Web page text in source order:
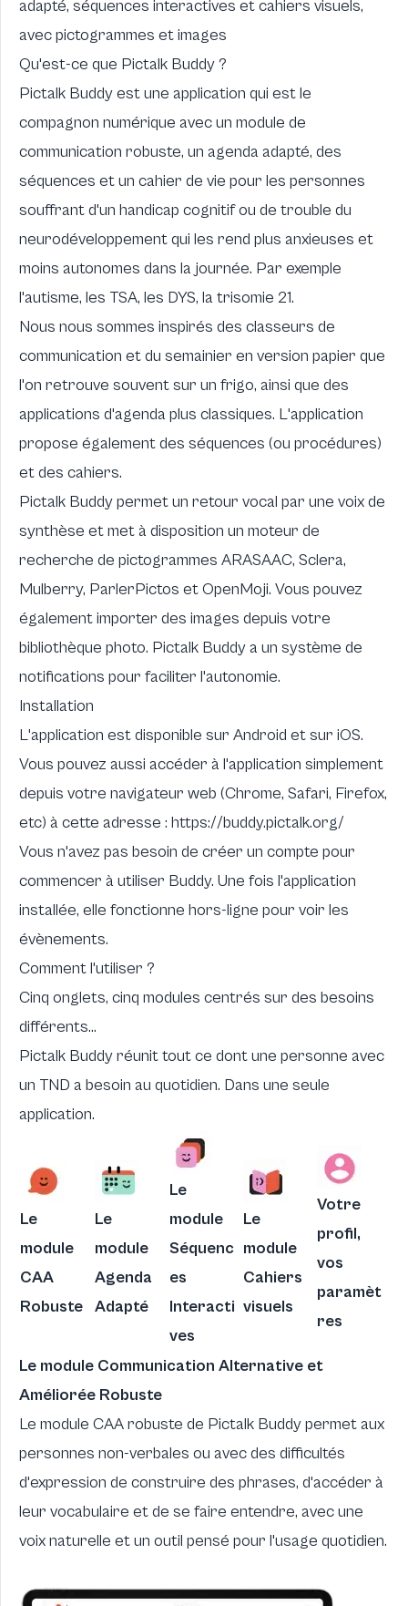
adapté, séquences interactives et cahiers visuels,
avec pictogrammes et images
Qu'est-ce que Pictalk Buddy ?
Pictalk Buddyest une application qui est le
compagnon numérique avec un module de
communication robuste, un agenda adapté, des
séquences et un cahier de vie pour les personnes
souffrant d'un handicap cognitif ou de trouble du
neurodéveloppement qui les rend plus anxieuses et
moins autonomes dans la journée. Par exemple
l'autisme, les TSA, les DYS, la trisomie 21.
Nous nous sommes inspirés des classeurs de
communication et du semainier en version papier que
l'on retrouve souvent sur un frigo, ainsi que des
applications d'agenda plus classiques. L'application
propose également des séquences (ou procédures)
et des cahiers.
Pictalk Buddy permet un retour vocal par une voix de
synthèse et met à disposition un moteur de
recherche de pictogrammes ARASAAC, Sclera,
Mulberry, ParlerPictos etOpenMoji. Vous pouvez
également importer des images depuis votre
bibliothèque photo. Pictalk Buddy a un système de
notifications pour faciliter l'autonomie.
Installation
L'application est disponible sur Android et sur iOS.
Vous pouvez aussi accéder à l'application simplement
depuis votre navigateur web (Chrome, Safari, Firefox,
etc) à cette adresse : https://buddy.pictalk.org/
Vous n'avez pas besoin de créer un compte pour
commencer à utiliser Buddy. Une fois l'application
installée, elle fonctionne hors-ligne pour voir les
évènements.
Comment l'utiliser ?
Cinq onglets, cinq modules centrés sur des besoins
différents...
Pictalk Buddy réunit tout ce dont une personne avec
un TND a besoin au quotidien. Dans une seule
application.
Le
module
CAA
Robuste
Le
module
Agenda
Adapté
Le
module
Séquenc
es
Interacti
ves
Le
module
Cahiers
visuels
Votre
profil,
vos
paramèt
res
Le module Communication Alternative et
Améliorée Robuste
Le module CAA robuste de Pictalk Buddy permet aux
personnes non-verbales ou avec des difficultés
d'expression de construire des phrases, d'accéder à
leur vocabulaire et de se faire entendre, avec une
voix naturelle et un outil pensé pour l'usage quotidien.